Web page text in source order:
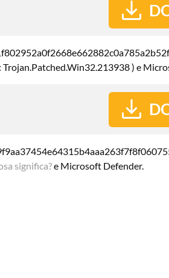
Trojan.Patched.Win32.213938 ) e
significa?e Microsoft Defender.